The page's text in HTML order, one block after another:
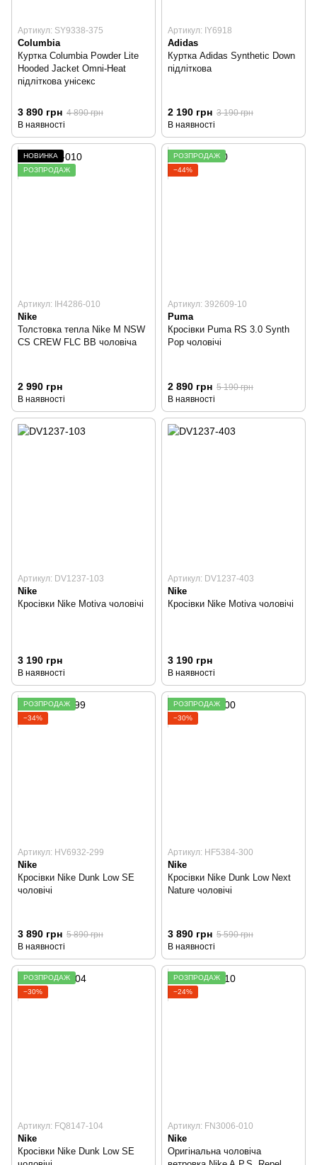
Артикул: SY9338-375
Columbia
Куртка Columbia Powder Lite
Hooded Jacket Omni-Heat
підліткова унісекс
3 890 грн 4 890 грн
В наявності
Артикул: IY6918
Adidas
Куртка Adidas Synthetic Down
підліткова
2 190 грн 3 190 грн
В наявності
НОВИНКА
РОЗПРОДАЖ
Артикул: IH4286-010
Nike
Толстовка тепла Nike M NSW
CS CREW FLC BB чоловіча
2 990 грн
В наявності
РОЗПРОДАЖ
−44%
Артикул: 392609-10
Puma
Кросівки Puma RS 3.0 Synth
Pop чоловічі
2 890 грн 5 190 грн
В наявності
Артикул: DV1237-103
Nike
Кросівки Nike Motiva чоловічі
3 190 грн
В наявності
Артикул: DV1237-403
Nike
Кросівки Nike Motiva чоловічі
3 190 грн
В наявності
РОЗПРОДАЖ
−34%
Артикул: HV6932-299
Nike
Кросівки Nike Dunk Low SE
чоловічі
3 890 грн 5 890 грн
В наявності
РОЗПРОДАЖ
−30%
Артикул: HF5384-300
Nike
Кросівки Nike Dunk Low Next
Nature чоловічі
3 890 грн 5 590 грн
В наявності
РОЗПРОДАЖ
−30%
Артикул: FQ8147-104
Nike
Кросівки Nike Dunk Low SE
РОЗПРОДАЖ
−24%
Артикул: FN3006-010
Nike
Оригінальна чоловіча